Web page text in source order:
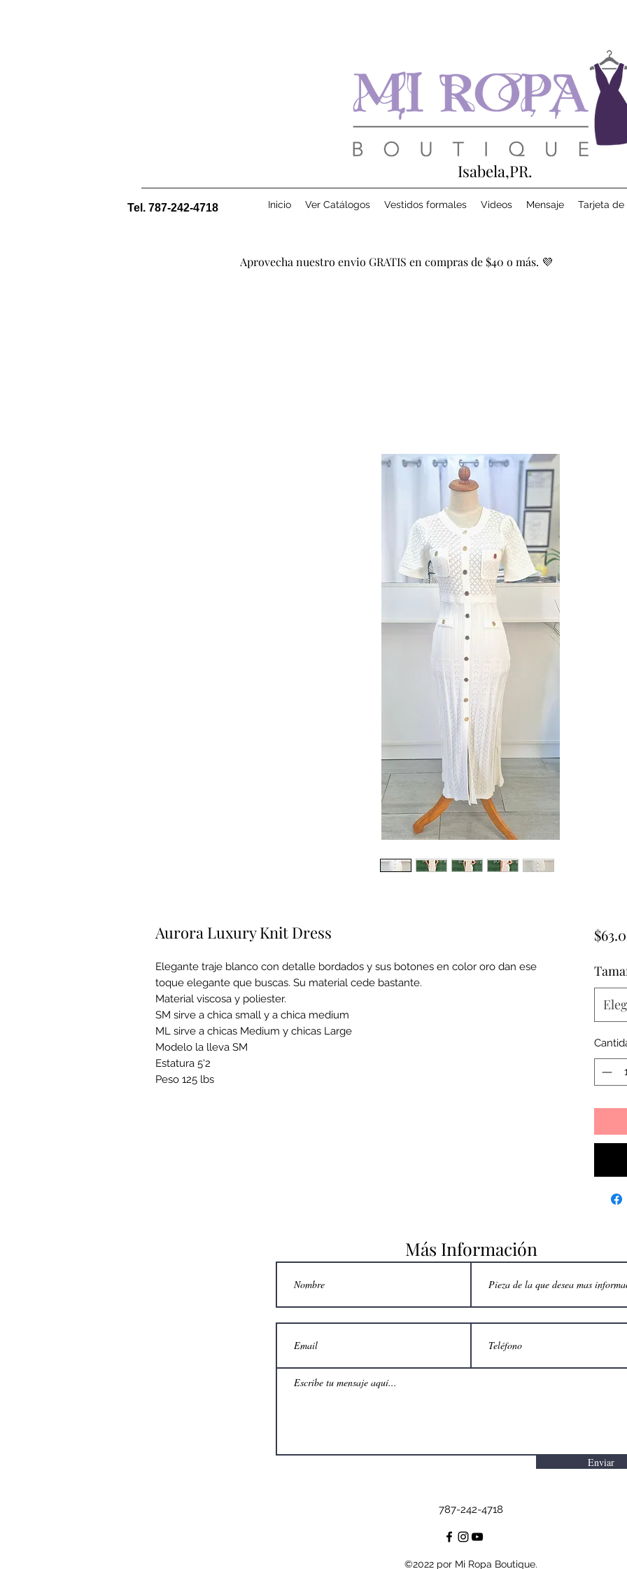
Isabela,PR.
Tel. 787-242-4718 Inicio Ver Catálogos Vestidos formales Videos Mensaje Tarjeta
Aprovecha nuestro envio GRATIS en compras de $40 o más. 💜
Aurora Luxury Knit Dress
Elegante traje blanco con detalle bordados y sus botones en color oro dan ese
toque elegante que buscas. Su material cede bastante.
Material viscosa y poliester.
SM sirve a chica small y a chica medium
ML sirve a chicas Medium y chicas Large
Modelo la lleva SM
Estatura 5'2
Peso 125 lbs
Más Información
Enviar
787-242-4718
©2022 por Mi Ropa Boutique.